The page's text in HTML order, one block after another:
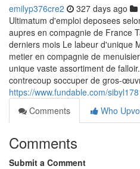
emilyp376cre2 327 days ago
Ultimatum d'emploi deposees
aupres en compagnie de France
derniers mois Le labeur d'unique
metier en compagnie de
unique vaste assortiment de
contrecoup soccuper de gros-
https://www.fundable.com/
Comments
Who
Comments
Submit a Comment